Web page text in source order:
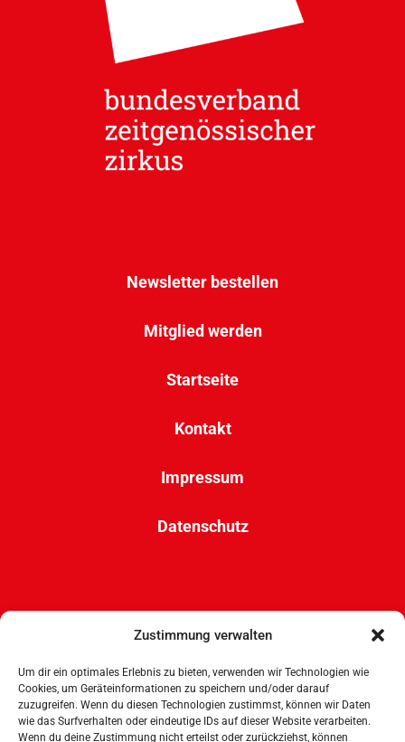
Zustimmung verwalten
Um dir ein optimales Erlebnis zu bieten, verwenden wir Technologien wie
Cookies, um Geräteinformationen zu speichern und/oder darauf
zuzugreifen. Wenn du diesen Technologien zustimmst, können wir Daten
wie das Surfverhalten oder eindeutige IDs auf dieser Website verarbeiten.
Wenn du deine Zustimmung nicht erteilst oder zurückziehst, können
Newsletter bestellen
Mitglied werden
Startseite
Kontakt
Impressum
Datenschutz
Wandsbeker Str. 6
50737 Köln
mail(at)bu-zz.de